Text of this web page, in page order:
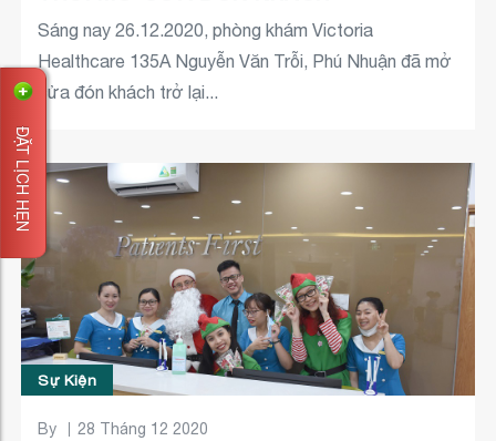
Sáng nay 26.12.2020, phòng khám Victoria
Healthcare 135A Nguyễn Văn Trỗi, Phú Nhuận đã mở
cửa đón khách trở lại...
Sự Kiện
By 28 Tháng 12 2020
ĐẶT LỊCH HẸN